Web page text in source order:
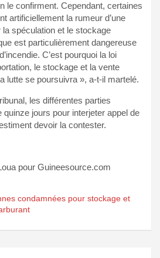
le confirment. Cependant, certaines
artificiellement la rumeur d’une
spéculation et le stockage
est particulièrement dangereuse
C’est pourquoi la loi
le stockage et la vente
lutte se poursuivra », a-t-il martelé.
les différentes parties
quinze jours pour interjeter appel de
devoir la contester.
pour Guineesource.com
condamnées pour stockage et